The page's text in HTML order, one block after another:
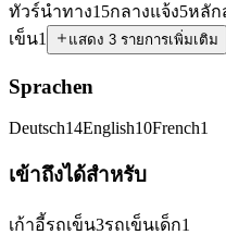
ทัวร์นำทาง15กลางแจ้ง5หลัก
เข็น1 แสดง 3 รายการเพิ่มเติม
Sprachen
Deutsch14English10French1
เข้าถึงได้สำหรับ
เก้าอี้รถเข็น3รถเข็นเด็ก1